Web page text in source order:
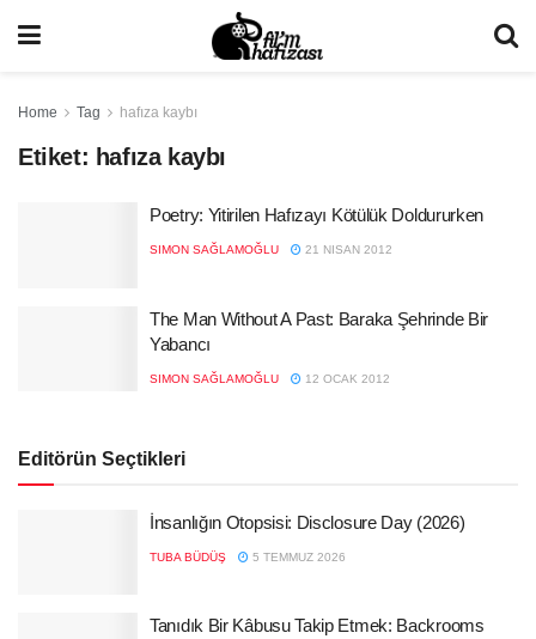
Home Tag hafıza kaybı
Etiket: hafıza kaybı
Poetry: Yitirilen Hafızayı Kötülük Doldururken
SIMON SAĞLAMOĞLU 21 NISAN 2012
The Man Without A Past: Baraka Şehrinde Bir
Yabancı
SIMON SAĞLAMOĞLU 12 OCAK 2012
Editörün Seçtikleri
İnsanlığın Otopsisi: Disclosure Day (2026)
TUBA BÜDÜŞ 5 TEMMUZ 2026
Tanıdık Bir Kâbusu Takip Etmek: Backrooms